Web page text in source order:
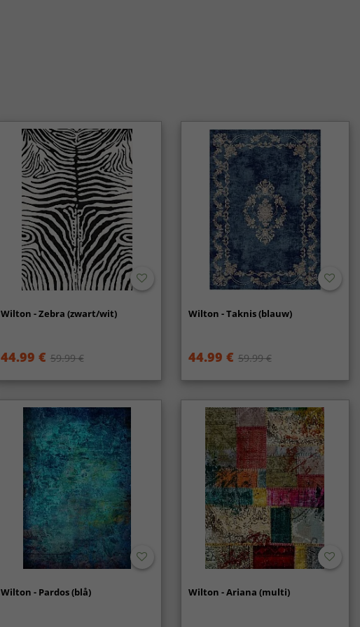
Wilton - Zebra (zwart/wit)
44.99 € 59.99 €
Wilton - Taknis (blauw)
44.99 € 59.99 €
Wilton - Pardos (blå) Wilton - Ariana (multi)